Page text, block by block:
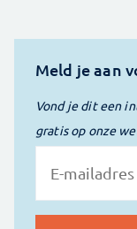
Meld je aan
Vond je dit een
gratis op onze